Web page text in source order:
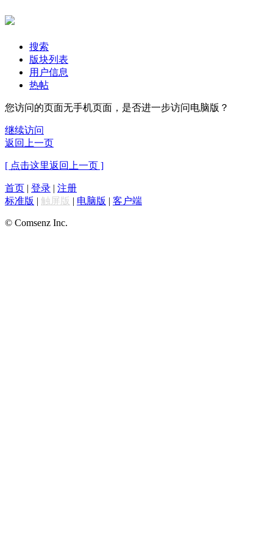
搜索
版块列表
用户信息
热帖
您访问的页面无手机页面，是否进一步访问电脑版？
继续访问
返回上一页
[ 点击这里返回上一页 ]
首页 | 登录 | 注册
标准版 | 触屏版 | 电脑版 | 客户端
© Comsenz Inc.